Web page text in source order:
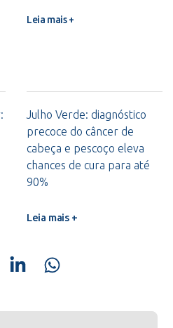
Leia mais +
Julho Verde: diagnóstico
precoce do câncer de
cabeça e pescoço eleva
chances de cura para até
90%
Leia mais +